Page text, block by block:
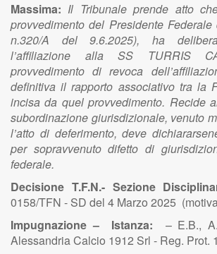
Massima: Il Tribunale prende atto
provvedimento del Presidente
n.320/A del 9.6.2025), ha
l’affiliazione alla SS TURRIS
provvedimento di revoca
definitiva il rapporto associativo tra la
incisa da quel provvedimento. Recide
subordinazione giurisdizionale, venuto
l’atto di deferimento, deve
per sopravvenuto difetto di
federale.
Decisione T.F.N.- Sezione
0158/TFN - SD del 4 Marzo 2025
Impugnazione – Istanza:
– E.B.,
Alessandria Calcio 1912 Srl - Reg. Prot.